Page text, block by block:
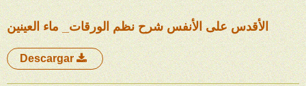
الأقدس على الأنفس شرح نظم الورقات_ ماء العينين
Descargar